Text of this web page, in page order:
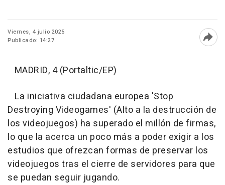
Viernes, 4 julio 2025
Publicado: 14:27
MADRID, 4 (Portaltic/EP)
La iniciativa ciudadana europea 'Stop
Destroying Videogames' (Alto a la destrucción de
los videojuegos) ha superado el millón de firmas,
lo que la acerca un poco más a poder exigir a los
estudios que ofrezcan formas de preservar los
videojuegos tras el cierre de servidores para que
se puedan seguir jugando.